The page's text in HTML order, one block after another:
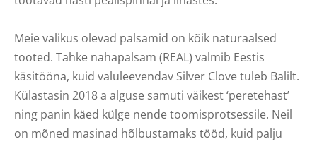
Meie valikus olevad palsamid on kõik naturaalsed
tooted. Tahke nahapalsam (REAL) valmib Eestis
käsitööna, kuid valuleevendav Silver Clove tuleb Balilt.
Külastasin 2018 a alguse samuti väikest ‘peretehast’
ning panin käed külge nende toomisprotsessile. Neil
on mõned masinad hõlbustamaks tööd, kuid palju